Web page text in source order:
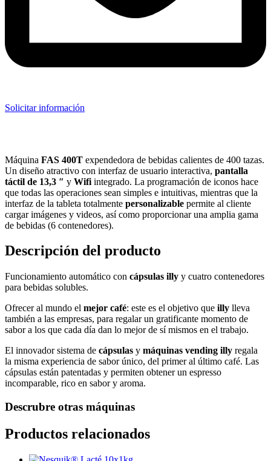
Solicitar información
Máquina FAS 400T expendedora de bebidas calientes de 400 tazas.
Un diseño atractivo con interfaz de usuario interactiva, pantalla
táctil de 13,3 ″ y Wifi integrado. La programación de iconos hace
que todas las operaciones sean simples e intuitivas, mientras que la
interfaz de la tableta totalmente personalizable permite al cliente
cargar imágenes y videos, así como proporcionar una amplia gama
de bebidas (6 contenedores).
Descripción del producto
Funcionamiento automático con cápsulas illy y cuatro contenedores
para bebidas solubles.
Ofrecer al mundo el mejor café: este es el objetivo que illy lleva
también a las empresas, para regalar un gratificante momento de
sabor a los que cada día dan lo mejor de sí mismos en el trabajo.
El innovador sistema de cápsulas y máquinas vending illy regala
la misma experiencia de sabor único, del primer al último café. Las
cápsulas están patentadas y permiten obtener un espresso
incomparable, rico en sabor y aroma.
Descrubre otras máquinas
Productos relacionados